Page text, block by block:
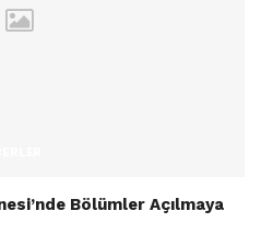
Bölümler Açılmaya